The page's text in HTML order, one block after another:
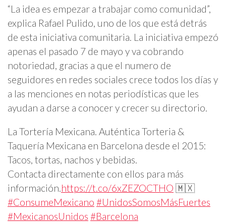
“La idea es empezar a trabajar como comunidad”,
explica Rafael Pulido, uno de los que está detrás
de esta iniciativa comunitaria. La iniciativa empezó
apenas el pasado 7 de mayo y va cobrando
notoriedad, gracias a que el numero de
seguidores en redes sociales crece todos los días y
a las menciones en notas periodísticas que les
ayudan a darse a conocer y crecer su directorio.
La Tortería Mexicana. Auténtica Torteria &
Taquería Mexicana en Barcelona desde el 2015:
Tacos, tortas, nachos y bebidas.
Contacta directamente con ellos para más
información.https://t.co/6xZEZOCTHO 🇲🇽
#ConsumeMexicano #UnidosSomosMásFuertes
#MexicanosUnidos #Barcelona